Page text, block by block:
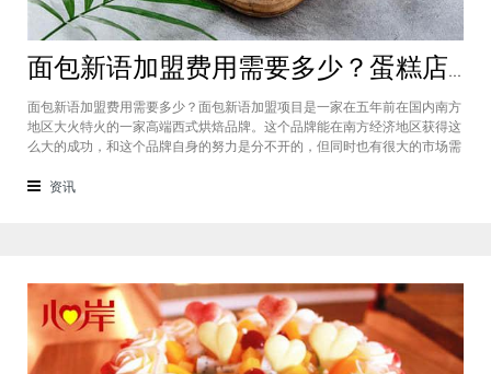
面包新语加盟费用需要多少？蛋糕店加盟费用太高了吗？
面包新语加盟费用需要多少？面包新语加盟项目是一家在五年前在国内南方
地区大火特火的一家高端西式烘焙品牌。这个品牌能在南方经济地区获得这
么大的成功，和这个品牌自身的努力是分不开的，但同时也有很大的市场需
在国内市场上的首先一家传统地道且正宗的西式烘焙品牌，这对于很多国内
资讯